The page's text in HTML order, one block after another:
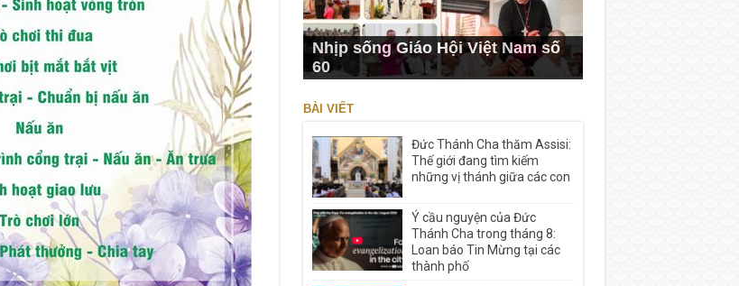
Nhịp sống Giáo Hội Việt Nam số
60
BÀI VIẾT
Đức Thánh Cha thăm Assisi:
Thế giới đang tìm kiếm
những vị thánh giữa các con
Ý cầu nguyện của Đức
Thánh Cha trong tháng 8:
Loan báo Tin Mừng tại các
thành phố